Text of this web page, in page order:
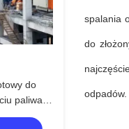
do
paliwa
spalania
do
odpadów.